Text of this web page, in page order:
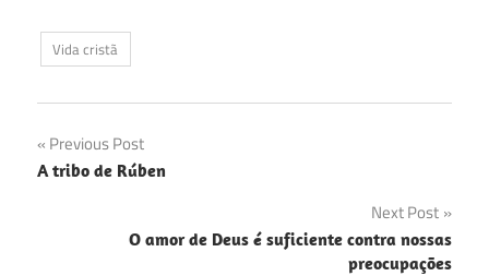
Vida cristã
Navegação
de
Previous Post
A tribo de Rúben
Next Post
O amor de Deus é suficiente contra nossas
preocupações